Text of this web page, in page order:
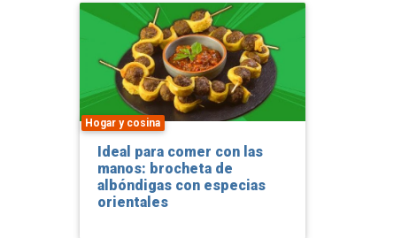
Hogar y cosina
Ideal para comer con las
manos: brocheta de
albóndigas con especias
orientales